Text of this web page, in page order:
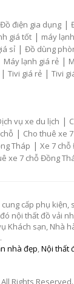
Đồ điện gia dụng |
giá tốt | máy
sỉ | Đồ dùng
Máy lạnh giá rẻ |
| Tivi giá rẻ | Tivi
vụ xe du lịch |
| Cho thuê xe
Tháp | Xe 7
xe 7 chỗ Đồng
cấp phụ kiện,
nội thất đồ vải
Khách sạn, Nhà
nhà đẹp,Nội thất
Rights Reserved.